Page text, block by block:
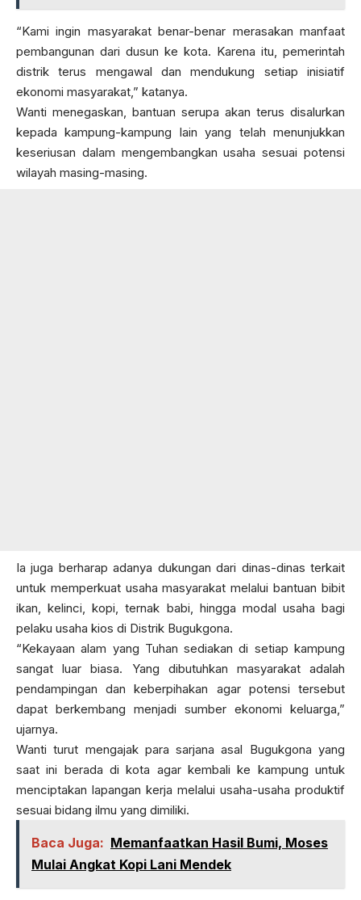
“Kami ingin masyarakat benar-benar merasakan manfaat
pembangunan dari dusun ke kota. Karena itu, pemerintah
distrik terus mengawal dan mendukung setiap inisiatif
ekonomi masyarakat,” katanya.
Wanti menegaskan, bantuan serupa akan terus disalurkan
kepada kampung-kampung lain yang telah menunjukkan
keseriusan dalam mengembangkan usaha sesuai potensi
wilayah masing-masing.
Ia juga berharap adanya dukungan dari dinas-dinas terkait
untuk memperkuat usaha masyarakat melalui bantuan bibit
ikan, kelinci, kopi, ternak babi, hingga modal usaha bagi
pelaku usaha kios di Distrik Bugukgona.
“Kekayaan alam yang Tuhan sediakan di setiap kampung
sangat luar biasa. Yang dibutuhkan masyarakat adalah
pendampingan dan keberpihakan agar potensi tersebut
dapat berkembang menjadi sumber ekonomi keluarga,”
ujarnya.
Wanti turut mengajak para sarjana asal Bugukgona yang
saat ini berada di kota agar kembali ke kampung untuk
menciptakan lapangan kerja melalui usaha-usaha produktif
sesuai bidang ilmu yang dimiliki.
Baca Juga: Memanfaatkan Hasil Bumi, Moses
Mulai Angkat Kopi Lani Mendek